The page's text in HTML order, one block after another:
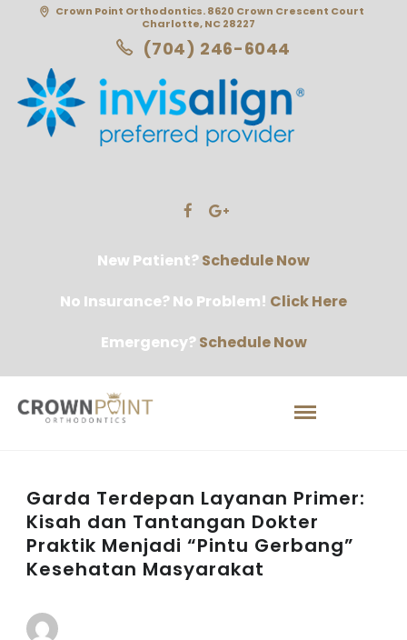
Crown Point Orthodontics. 8620 Crown Crescent Court
Charlotte, NC 28227
(704) 246-6044
New Patient?Schedule Now
No Insurance? No Problem! Click Here
Emergency?Schedule Now
Garda Terdepan Layanan Primer:
Kisah dan Tantangan Dokter
Praktik Menjadi “Pintu Gerbang”
Kesehatan Masyarakat